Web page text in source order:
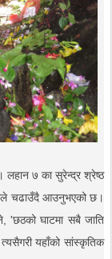
लहान ७ का सुरेन्द्र श्रेष्ठ
चढाउँदै आउनुभएको छ।
'छठको घाटमा सबै जाति
यहाँको सांस्कृतिक